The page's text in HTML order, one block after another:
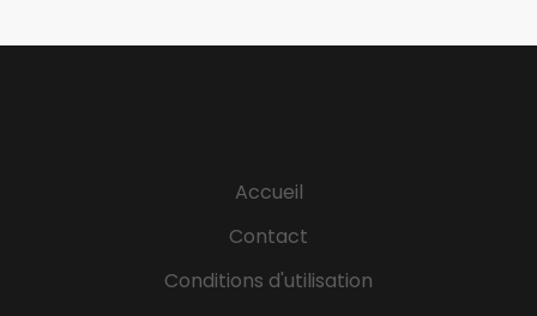
Accueil
Contact
Conditions d'utilisation